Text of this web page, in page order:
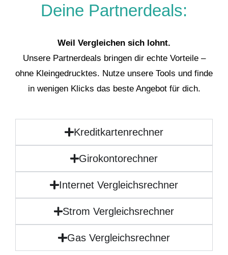
Deine Partnerdeals:
Weil Vergleichen sich lohnt.
Unsere Partnerdeals bringen dir echte Vorteile –
ohne Kleingedrucktes. Nutze unsere Tools und finde
in wenigen Klicks das beste Angebot für dich.
Kreditkartenrechner
Girokontorechner
Internet Vergleichsrechner
Strom Vergleichsrechner
Gas Vergleichsrechner